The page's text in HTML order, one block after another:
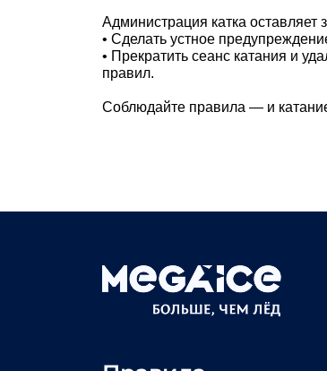
Администрация катка оставляет
• Сделать устное
• Прекратить сеанс катания и
правил.
Соблюдайте правила — и